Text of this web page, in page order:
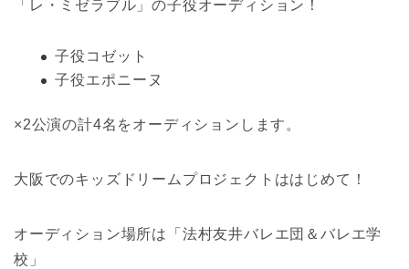
「レ・ミゼラブル」の子役オーディション！
子役コゼット
子役エポニーヌ
×2公演の計4名をオーディションします。
大阪でのキッズドリームプロジェクトははじめて！
オーディション場所は「法村友井バレエ団＆バレエ学
校」